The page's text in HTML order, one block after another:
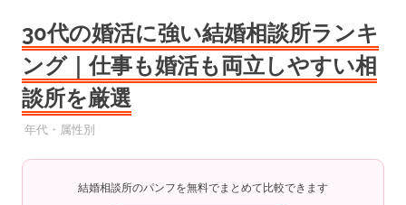
30代の婚活に強い結婚相談所ランキ
ング｜仕事も婚活も両立しやすい相
談所を厳選
2025年7月11日
YYYPRO
年代・属性別
結婚相談所のパンフを無料でまとめて比較できます